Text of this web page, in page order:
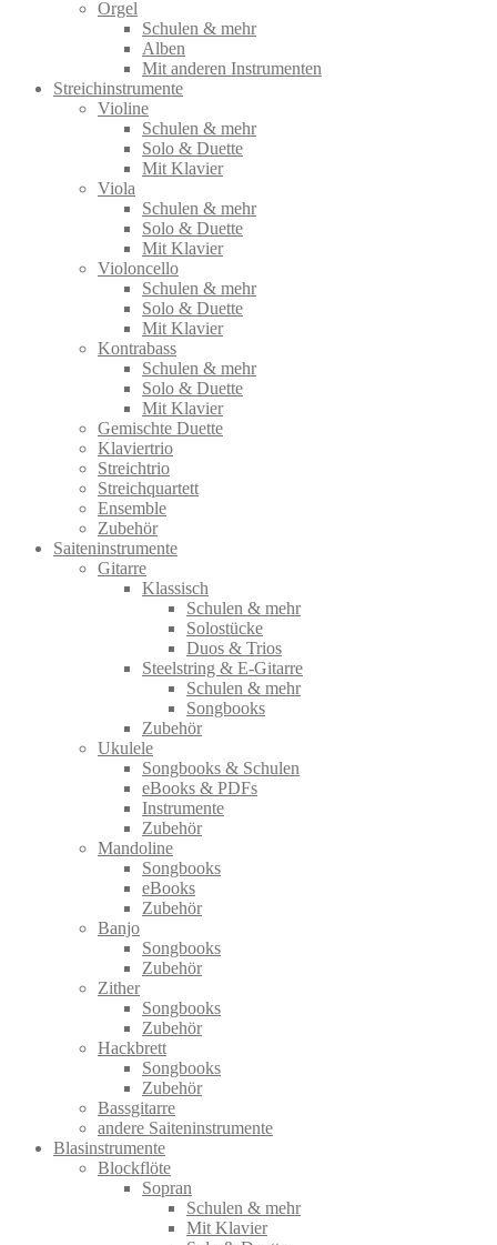
Orgel
Schulen & mehr
Alben
Mit anderen Instrumenten
Streichinstrumente
Violine
Schulen & mehr
Solo & Duette
Mit Klavier
Viola
Schulen & mehr
Solo & Duette
Mit Klavier
Violoncello
Schulen & mehr
Solo & Duette
Mit Klavier
Kontrabass
Schulen & mehr
Solo & Duette
Mit Klavier
Gemischte Duette
Klaviertrio
Streichtrio
Streichquartett
Ensemble
Zubehör
Saiteninstrumente
Gitarre
Klassisch
Schulen & mehr
Solostücke
Duos & Trios
Steelstring & E-Gitarre
Schulen & mehr
Songbooks
Zubehör
Ukulele
Songbooks & Schulen
eBooks & PDFs
Instrumente
Zubehör
Mandoline
Songbooks
eBooks
Zubehör
Banjo
Songbooks
Zubehör
Zither
Songbooks
Zubehör
Hackbrett
Songbooks
Zubehör
Bassgitarre
andere Saiteninstrumente
Blasinstrumente
Blockflöte
Sopran
Schulen & mehr
Mit Klavier